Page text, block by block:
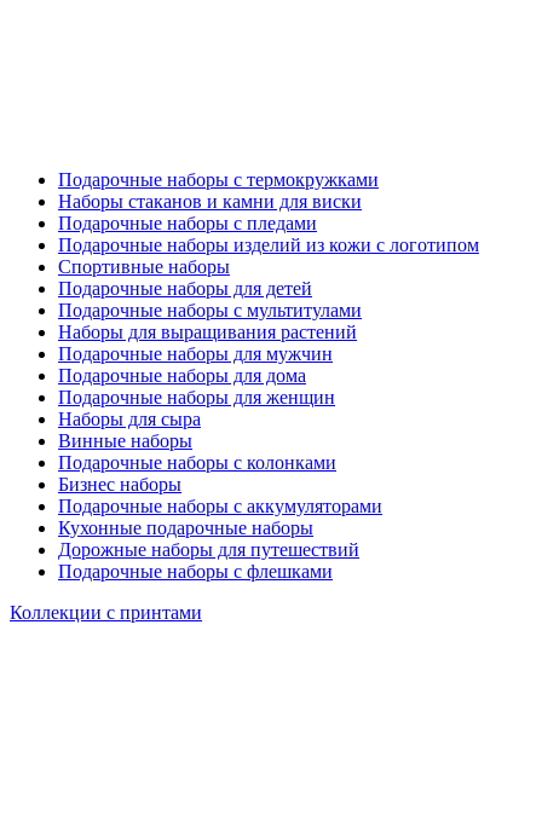
Подарочные наборы с термокружками
Наборы стаканов и камни для виски
Подарочные наборы с пледами
Подарочные наборы изделий из кожи с логотипом
Спортивные наборы
Подарочные наборы для детей
Подарочные наборы с мультитулами
Наборы для выращивания растений
Подарочные наборы для мужчин
Подарочные наборы для дома
Подарочные наборы для женщин
Наборы для сыра
Винные наборы
Подарочные наборы с колонками
Бизнес наборы
Подарочные наборы с аккумуляторами
Кухонные подарочные наборы
Дорожные наборы для путешествий
Подарочные наборы с флешками
Коллекции с принтами